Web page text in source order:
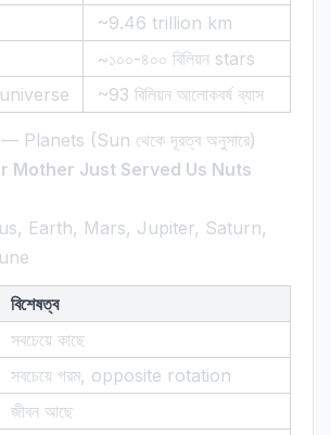
~9.46 trillion km
~১০০-৪০০ বিলিয়ন stars
~93 বিলিয়ন আলোকবর্ষ ব্যাস
Planets (Sun থেকে দূরত্ব অনুসারে)
Mother Just Served Us Nuts
Earth, Mars, Jupiter, Saturn,
বিশেষত্ব
সবচেয়ে কাছে
সবচেয়ে গরম, opposite rotation
জীবন আছে